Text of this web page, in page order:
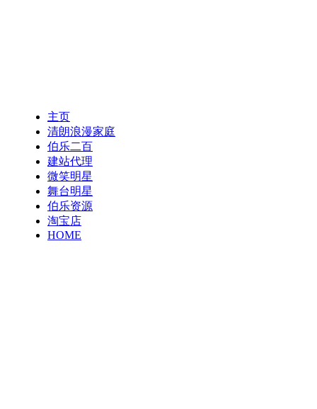
主页
清朗浪漫家庭
伯乐二百
建站代理
微笑明星
舞台明星
伯乐资源
淘宝店
HOME